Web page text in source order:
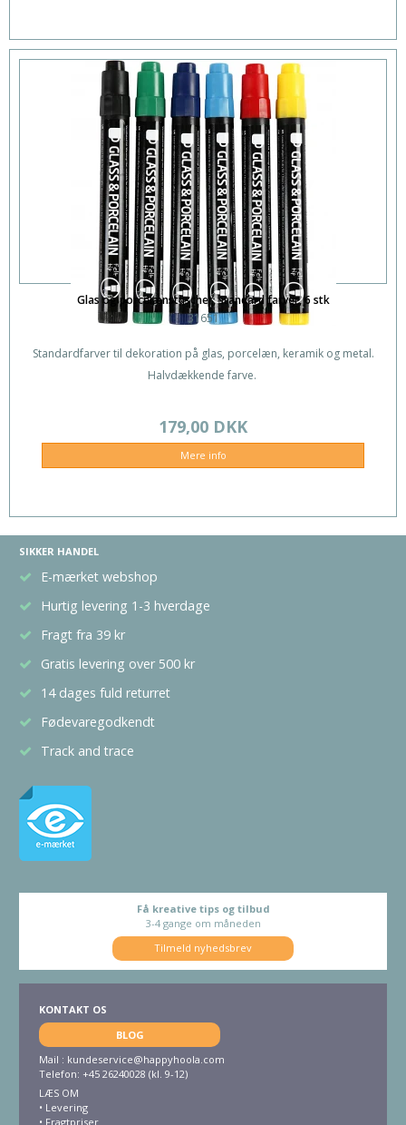
Glas og porcelænstuscher, standard farver, 6 stk
31651
Standardfarver til dekoration på glas, porcelæn, keramik og metal.
Halvdækkende farve.
179,00 DKK
Mere info
SIKKER HANDEL
E-mærket webshop
Hurtig levering 1-3 hverdage
Fragt fra 39 kr
Gratis levering over 500 kr
14 dages fuld returret
Fødevaregodkendt
Track and trace
Få kreative tips og tilbud
3-4 gange om måneden
Tilmeld nyhedsbrev
KONTAKT OS
BLOG
Mail : kundeservice@happyhoola.com
Telefon: +45 26240028 (kl. 9-12)
LÆS OM
• Levering
• Fragtpriser